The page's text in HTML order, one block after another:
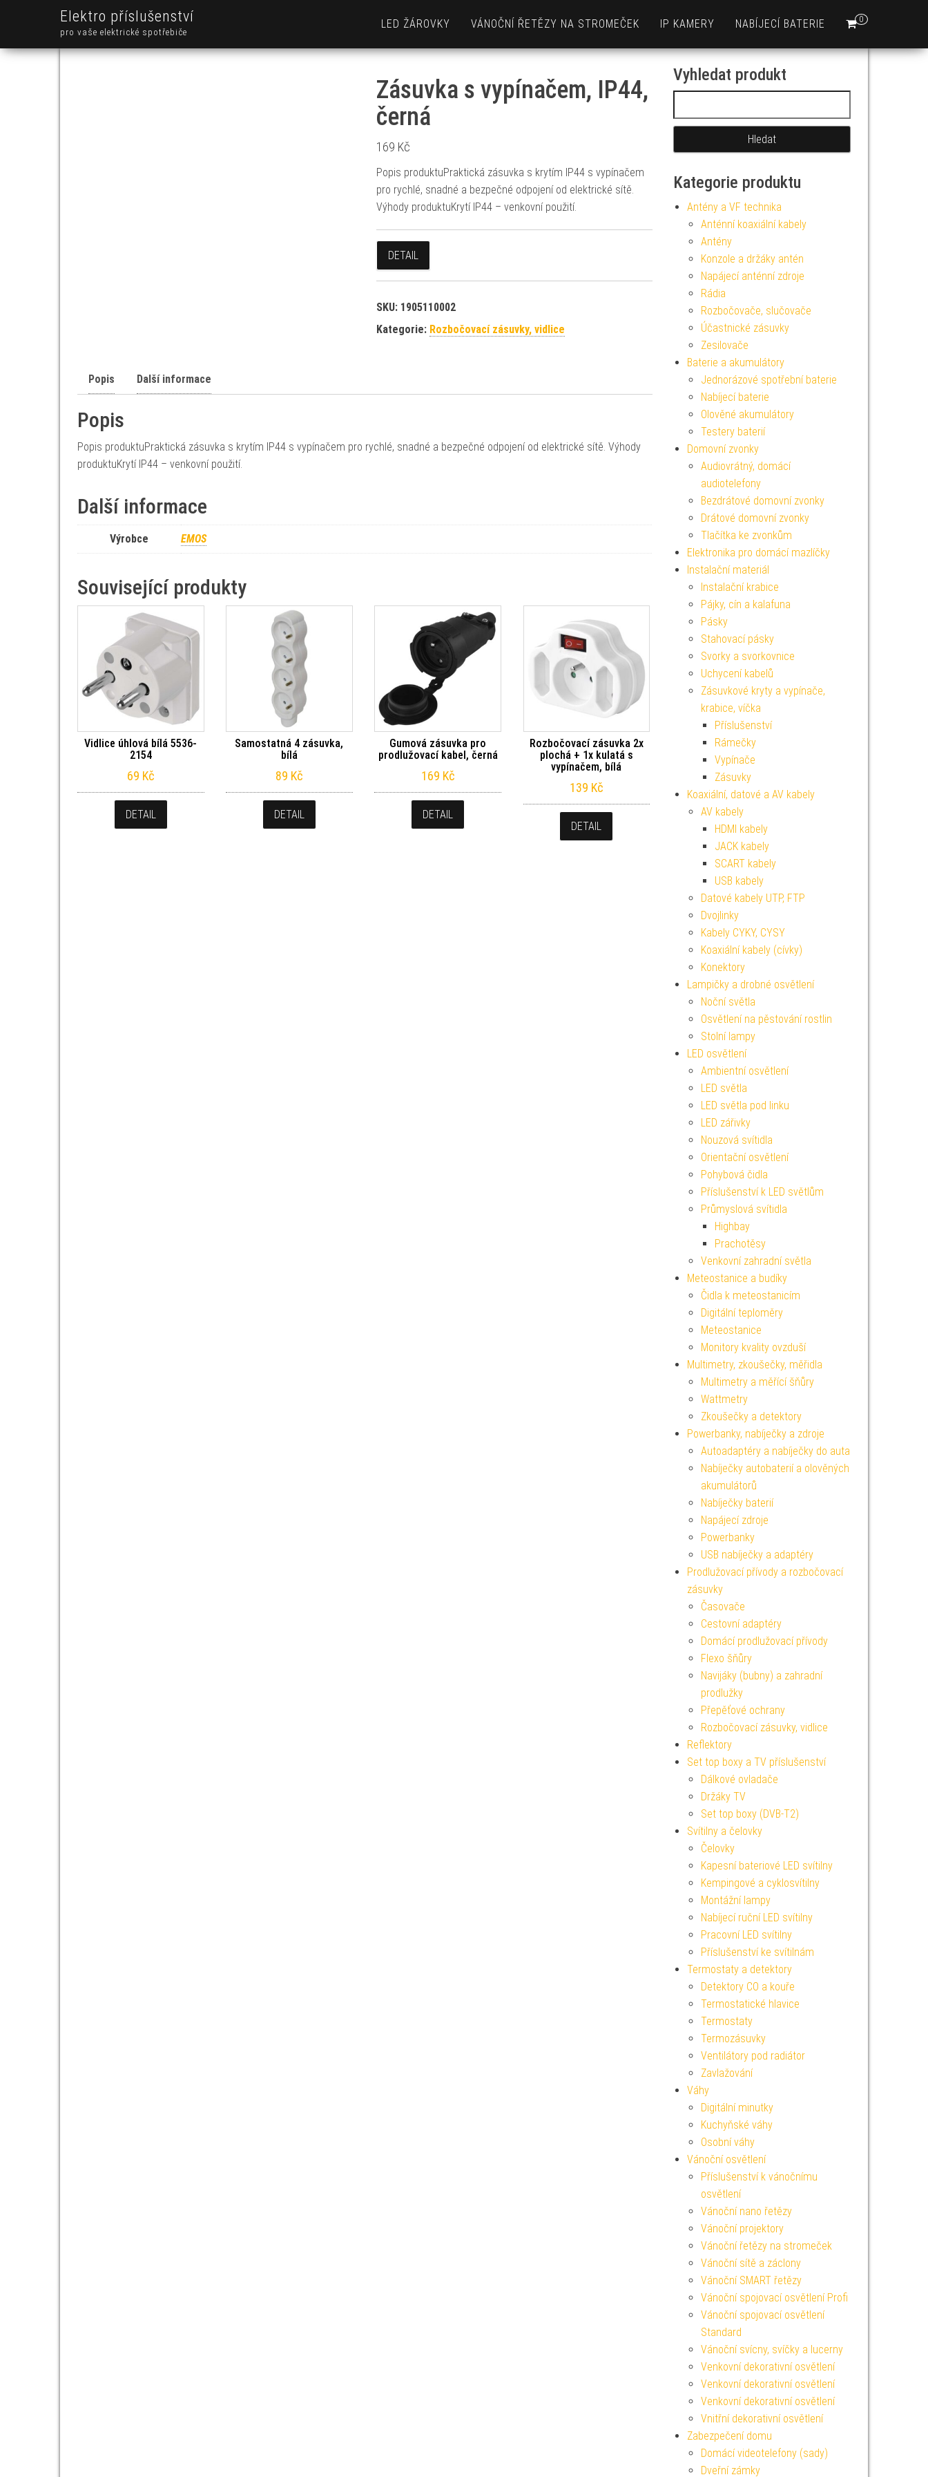
Elektro příslušenství
pro vaše elektrické spotřebiče
0
LED ŽÁROVKY VÁNOČNÍ ŘETĚZY NA STROMEČEK IP KAMERY NABÍJECÍ BATERIE
Zásuvka s vypínačem, IP44,
černá
169 Kč
Popis produktuPraktická zásuvka s krytím IP44 s vypínačem
pro rychlé, snadné a bezpečné odpojení od elektrické sítě.
Výhody produktuKrytí IP44 – venkovní použití.
DETAIL
SKU: 1905110002
Kategorie: Rozbočovací zásuvky, vidlice
Popis Další informace
Popis
Popis produktuPraktická zásuvka s krytím IP44 s vypínačem pro rychlé, snadné a bezpečné odpojení od elektrické sítě. Výhody
produktuKrytí IP44 – venkovní použití.
Další informace
Výrobce EMOS
Související produkty
Vidlice úhlová bílá 5536-
2154
69 Kč
DETAIL
Samostatná 4 zásuvka,
bílá
89 Kč
DETAIL
Gumová zásuvka pro
prodlužovací kabel, černá
169 Kč
DETAIL
Rozbočovací zásuvka 2x
plochá + 1x kulatá s
vypínačem, bílá
139 Kč
DETAIL
Vyhledat produkt
Kategorie produktu
Antény a VF technika
Anténní koaxiální kabely
Antény
Konzole a držáky antén
Napájecí anténní zdroje
Rádia
Rozbočovače, slučovače
Účastnické zásuvky
Zesilovače
Baterie a akumulátory
Jednorázové spotřební baterie
Nabíjecí baterie
Olověné akumulátory
Testery baterií
Domovní zvonky
Audiovrátný, domácí
audiotelefony
Bezdrátové domovní zvonky
Drátové domovní zvonky
Tlačítka ke zvonkům
Elektronika pro domácí mazlíčky
Instalační materiál
Instalační krabice
Pájky, cín a kalafuna
Pásky
Stahovací pásky
Svorky a svorkovnice
Uchycení kabelů
Zásuvkové kryty a vypínače,
krabice, víčka
Příslušenství
Rámečky
Vypínače
Zásuvky
Koaxiální, datové a AV kabely
AV kabely
HDMI kabely
JACK kabely
SCART kabely
USB kabely
Datové kabely UTP, FTP
Dvojlinky
Kabely CYKY, CYSY
Koaxiální kabely (cívky)
Konektory
Lampičky a drobné osvětlení
Noční světla
Osvětlení na pěstování rostlin
Stolní lampy
LED osvětlení
Ambientní osvětlení
LED světla
LED světla pod linku
LED zářivky
Nouzová svítidla
Orientační osvětlení
Pohybová čidla
Příslušenství k LED světlům
Průmyslová svítidla
Highbay
Prachotěsy
Venkovní zahradní světla
Meteostanice a budíky
Čidla k meteostanicím
Digitální teploměry
Meteostanice
Monitory kvality ovzduší
Multimetry, zkoušečky, měřidla
Multimetry a měřící šňůry
Wattmetry
Zkoušečky a detektory
Powerbanky, nabíječky a zdroje
Autoadaptéry a nabíječky do auta
Nabíječky autobaterií a olověných
akumulátorů
Nabíječky baterií
Napájecí zdroje
Powerbanky
USB nabíječky a adaptéry
Prodlužovací přívody a rozbočovací
zásuvky
Časovače
Cestovní adaptéry
Domácí prodlužovací přívody
Flexo šňůry
Navijáky (bubny) a zahradní
prodlužky
Přepěťové ochrany
Rozbočovací zásuvky, vidlice
Reflektory
Set top boxy a TV příslušenství
Dálkové ovladače
Držáky TV
Set top boxy (DVB-T2)
Svítilny a čelovky
Čelovky
Kapesní bateriové LED svítilny
Kempingové a cyklosvítilny
Montážní lampy
Nabíjecí ruční LED svítilny
Pracovní LED svítilny
Příslušenství ke svítilnám
Termostaty a detektory
Detektory CO a kouře
Termostatické hlavice
Termostaty
Termozásuvky
Ventilátory pod radiátor
Zavlažování
Váhy
Digitální minutky
Kuchyňské váhy
Osobní váhy
Vánoční osvětlení
Příslušenství k vánočnímu
osvětlení
Vánoční nano řetězy
Vánoční projektory
Vánoční řetězy na stromeček
Vánoční sítě a záclony
Vánoční SMART řetězy
Vánoční spojovací osvětlení Profi
Vánoční spojovací osvětlení
Standard
Vánoční svícny, svíčky a lucerny
Venkovní dekorativní osvětlení
Venkovní dekorativní osvětlení
Venkovní dekorativní osvětlení
Vnitřní dekorativní osvětlení
Zabezpečení domu
Domácí videotelefony (sady)
Dveřní zámky